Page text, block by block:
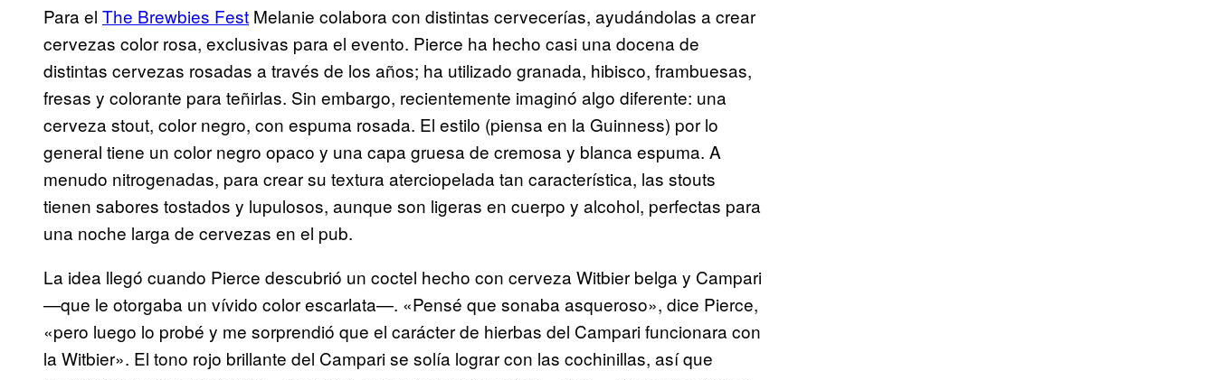
Para el The Brewbies Fest Melanie colabora con distintas cervecerías, ayudándolas a crear
cervezas color rosa, exclusivas para el evento. Pierce ha hecho casi una docena de
distintas cervezas rosadas a través de los años; ha utilizado granada, hibisco, frambuesas,
fresas y colorante para teñirlas. Sin embargo, recientemente imaginó algo diferente: una
cerveza stout, color negro, con espuma rosada. El estilo (piensa en la Guinness) por lo
general tiene un color negro opaco y una capa gruesa de cremosa y blanca espuma. A
menudo nitrogenadas, para crear su textura aterciopelada tan característica, las stouts
tienen sabores tostados y lupulosos, aunque son ligeras en cuerpo y alcohol, perfectas para
una noche larga de cervezas en el pub.
La idea llegó cuando Pierce descubrió un coctel hecho con cerveza Witbier belga y Campari
—que le otorgaba un vívido color escarlata—. «Pensé que sonaba asqueroso», dice Pierce,
«pero luego lo probé y me sorprendió que el carácter de hierbas del Campari funcionara con
la Witbier». El tono rojo brillante del Campari se solía lograr con las cochinillas, así que